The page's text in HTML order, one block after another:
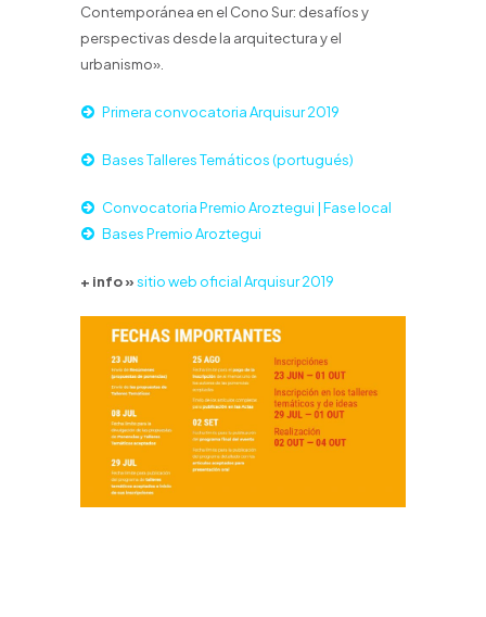
Contemporánea en el Cono Sur: desafíos y
perspectivas desde la arquitectura y el
urbanismo».
Primera convocatoria Arquisur 2019
Bases Talleres Temáticos (portugués)
Convocatoria Premio Aroztegui | Fase local
Bases Premio Aroztegui
+ info »sitio web oficial Arquisur 2019